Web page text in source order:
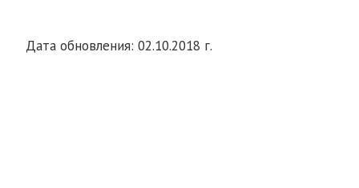
Дата обновления: 02.10.2018 г.